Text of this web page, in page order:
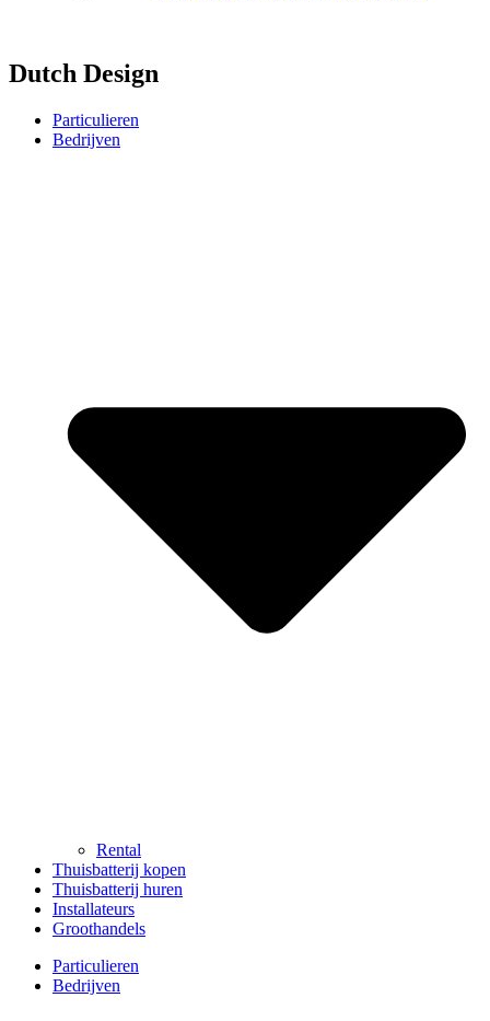
Dutch Design
Particulieren
Bedrijven
Rental
Thuisbatterij kopen
Thuisbatterij huren
Installateurs
Groothandels
Particulieren
Bedrijven